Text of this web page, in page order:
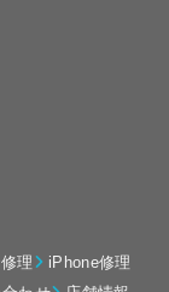
理
iPhone修理